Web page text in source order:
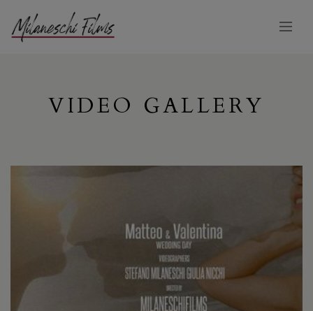
VIDEO GALLERY